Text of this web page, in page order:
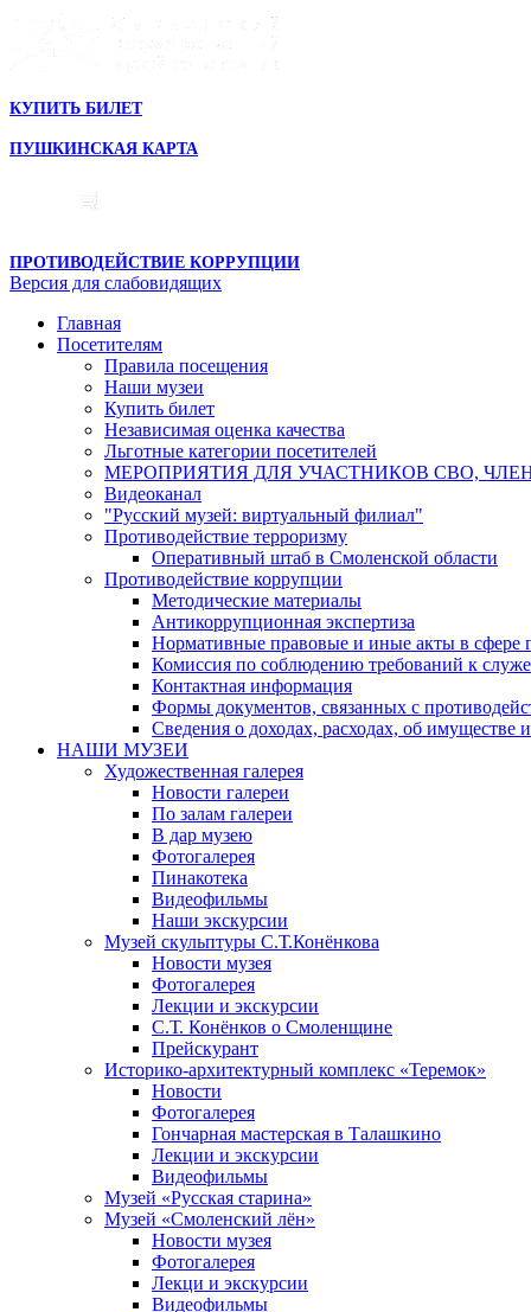
КУПИТЬ БИЛЕТ
ПУШКИНСКАЯ КАРТА
ПРОТИВОДЕЙСТВИЕ КОРРУПЦИИ
Версия для слабовидящих
Главная
Посетителям
Правила посещения
Наши музеи
Купить билет
Независимая оценка качества
Льготные категории посетителей
МЕРОПРИЯТИЯ ДЛЯ УЧАСТНИКОВ СВО,
Видеоканал
"Русский музей: виртуальный филиал"
Противодействие терроризму
Оперативный штаб в Смоленской области
Противодействие коррупции
Методические материалы
Антикоррупционная экспертиза
Нормативные правовые и иные акты в сфере
Комиссия по соблюдению требований к
Контактная информация
Формы документов, связанных с
Сведения о доходах, расходах, об имуществе
НАШИ МУЗЕИ
Художественная галерея
Новости галереи
По залам галереи
В дар музею
Фотогалерея
Пинакотека
Видеофильмы
Наши экскурсии
Музей скульптуры С.Т.Конёнкова
Новости музея
Фотогалерея
Лекции и экскурсии
С.Т. Конёнков о Смоленщине
Прейскурант
Историко-архитектурный комплекс «Теремок»
Новости
Фотогалерея
Гончарная мастерская в Талашкино
Лекции и экскурсии
Видеофильмы
Музей «Русская старина»
Музей «Смоленский лён»
Новости музея
Фотогалерея
Лекци и экскурсии
Видеофильмы